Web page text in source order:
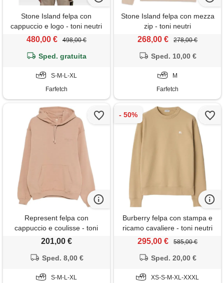
Stone Island felpa con
cappuccio e logo - toni neutri
480,00 € 498,00 €
Sped. gratuita
S-M-L-XL
Farfetch
Stone Island felpa con mezza
zip - toni neutri
268,00 € 278,00 €
Sped. 10,00 €
M
Farfetch
Represent felpa con
cappuccio e coulisse - toni
neutri
201,00 €
Sped. 8,00 €
S-M-L-XL
Burberry felpa con stampa e
ricamo cavaliere - toni neutri
295,00 € 585,00 €
Sped. 20,00 €
XS-S-M-XL-XXXL